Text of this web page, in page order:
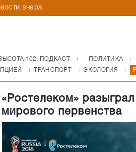
вчера
102. ПОДКАСТ ПОЛИТИКА
ТРАНСПОРТ ЭКОЛОГИЯ
«Ростелеком»
мирового первенства